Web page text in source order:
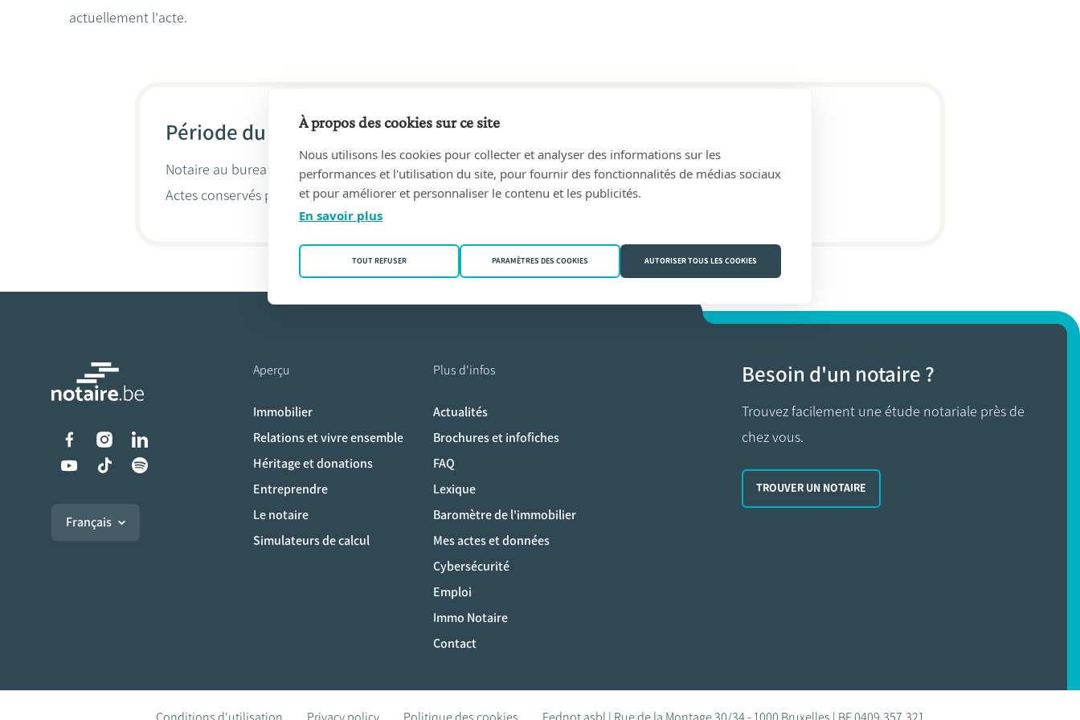
actuellement l'acte.
Période du 08/03/2023 au aujourd'hui
Notaire au bureau NOTARISSEN DEERLIJK(8540 Deerlijk)
Actes conservés par
Stéphane Saey
Liens vers les réseaux sociaux
Français
Aperçu
Immobilier
Relations et vivre ensemble
Héritage et donations
Entreprendre
Le notaire
Simulateurs de calcul
Plus d'infos
Actualités
Brochures et infofiches
FAQ
Lexique
Baromètre de l'immobilier
Mes actes et données
Cybersécurité
Emploi
Immo Notaire
Contact
Besoin d'un notaire ?
Trouvez facilement une étude notariale près de
chez vous.
TROUVER UN NOTAIRE
À propos des cookies sur ce site
Nous utilisons les cookies pour collecter et analyser des informations sur les
performances et l'utilisation du site, pour fournir des fonctionnalités de médias sociaux
et pour améliorer et personnaliser le contenu et les publicités.
En savoir plus
TOUT REFUSER PARAMÈTRES DES COOKIES AUTORISER TOUS LES COOKIES